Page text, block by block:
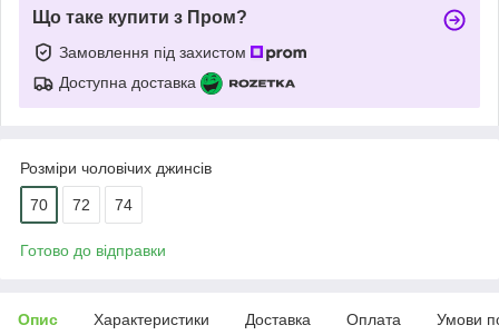
Що таке купити з Пром?
Замовлення під захистом
Доступна доставка
Розміри чоловічих джинсів
70 72 74
Готово до відправки
Опис Характеристики Доставка Оплата Умови